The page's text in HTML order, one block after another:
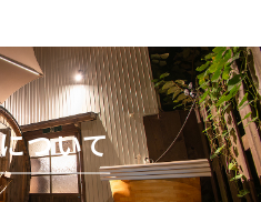
ついて